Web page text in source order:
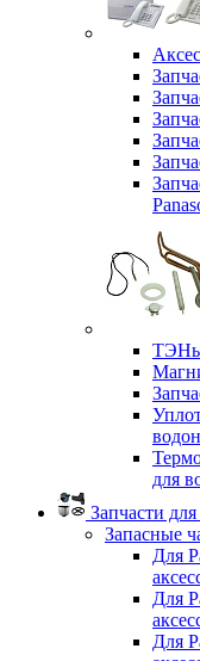
ТЭНы
для
Запчасти
Запасные
Для
Для
Для